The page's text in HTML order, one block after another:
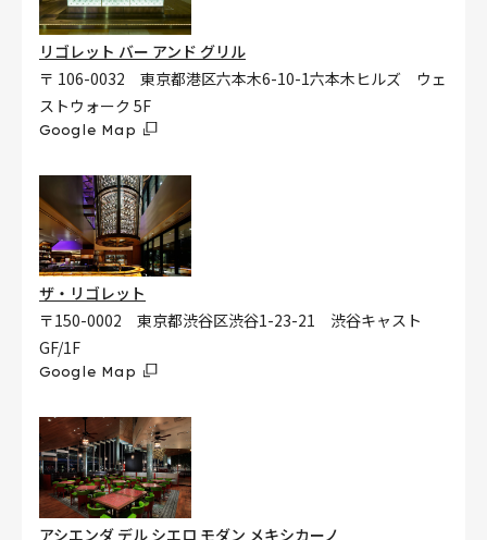
リゴレット バー アンド グリル
〒 106-0032 東京都港区六本木6-10-1六本木ヒルズ ウェ
ストウォーク 5F
Google Map
ザ・リゴレット
〒150-0002 東京都渋谷区渋谷1-23-21 渋谷キャスト
GF/1F
Google Map
アシエンダ デル シエロ モダン メキシカーノ